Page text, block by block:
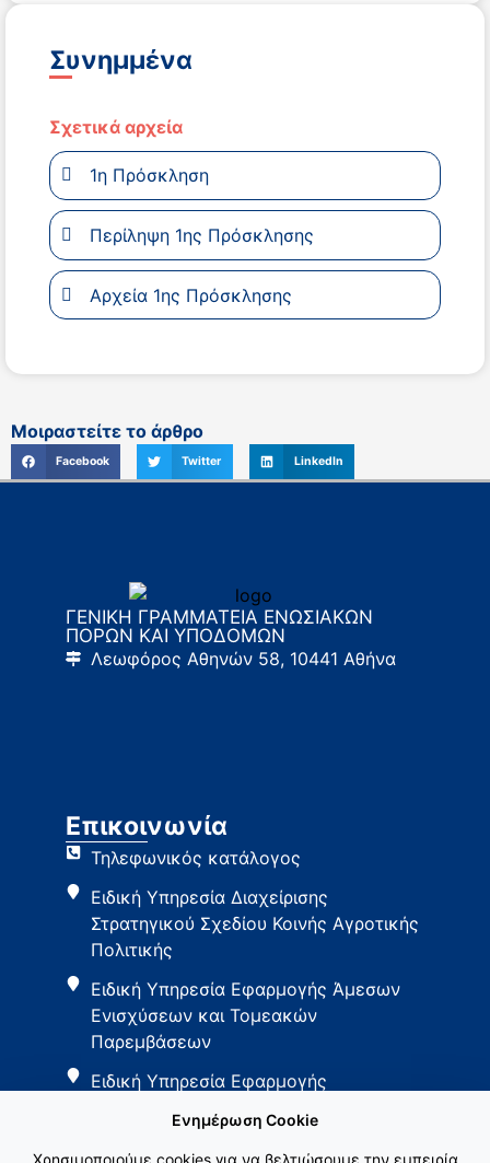
Συνημμένα
Σχετικά αρχεία
1η Πρόσκληση
Περίληψη 1ης Πρόσκλησης
Αρχεία 1ης Πρόσκλησης
Μοιραστείτε το άρθρο
Facebook Twitter LinkedIn
ΓΕΝΙΚΗ ΓΡΑΜΜΑΤΕΙΑ ΕΝΩΣΙΑΚΩΝ
ΠΟΡΩΝ ΚΑΙ ΥΠΟΔΟΜΩΝ
Λεωφόρος Αθηνών 58, 10441 Αθήνα
Επικοινωνία
Τηλεφωνικός κατάλογος
Ειδική Υπηρεσία Διαχείρισης
Στρατηγικού Σχεδίου Κοινής Αγροτικής
Πολιτικής
Ειδική Υπηρεσία Εφαρμογής Άμεσων
Ενισχύσεων και Τομεακών
Παρεμβάσεων
Ειδική Υπηρεσία Εφαρμογής
Ενημέρωση Cookie
Χρησιμοποιούμε cookies για να βελτιώσουμε την εμπειρία